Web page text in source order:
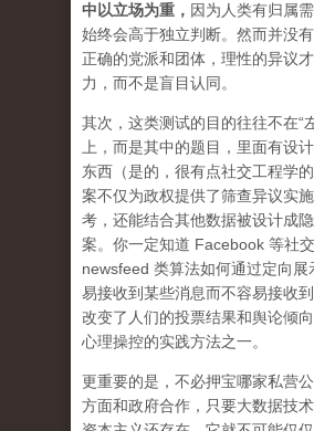
中以立场为重 ， 因为人类有归属
始终会高于独立判断。然而并没
正确的党派和团体，理性的异议
力，而不是盲目认同。
其次，这类测试的目的往往不在“
上，而是其中的题目，里面有设
东西（是的，很有点社交工程学
案不仅为政权提供了筛查异议实
考，还能结合其他数据被设计成
案。你一定知道 Facebook 等社
newsfeed 类算法如何通过定向展
易接收到某些消息而不容易接收
改变了人们的投票结果和舆论倾
心理操控的实践方法之一。
更重要的是，不必押宝哪家私营
方面和政府合作，只要大数据技